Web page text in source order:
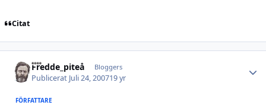
Citat
Fredde_piteå Bloggers
Publicerat Juli 24, 200719 yr
FÖRFATTARE